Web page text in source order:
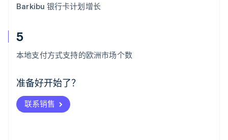
Barkibu 银行卡计划增长
5
本地支付方式支持的欧洲市场个数
准备好开始了？
联系销售
爱尔兰
爱沙尼亚
English
奥地利
Deutsch English